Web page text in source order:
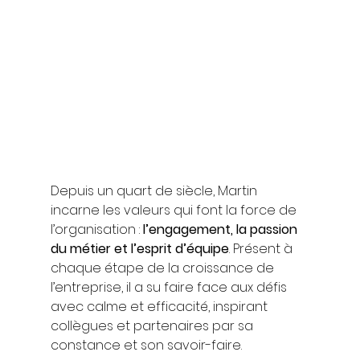
Depuis un quart de siècle, Martin
incarne les valeurs qui font la force de
l’organisation : l’engagement, la passion
du métier et l’esprit d’équipe. Présent à
chaque étape de la croissance de
l’entreprise, il a su faire face aux défis
avec calme et efficacité, inspirant
collègues et partenaires par sa
constance et son savoir-faire.